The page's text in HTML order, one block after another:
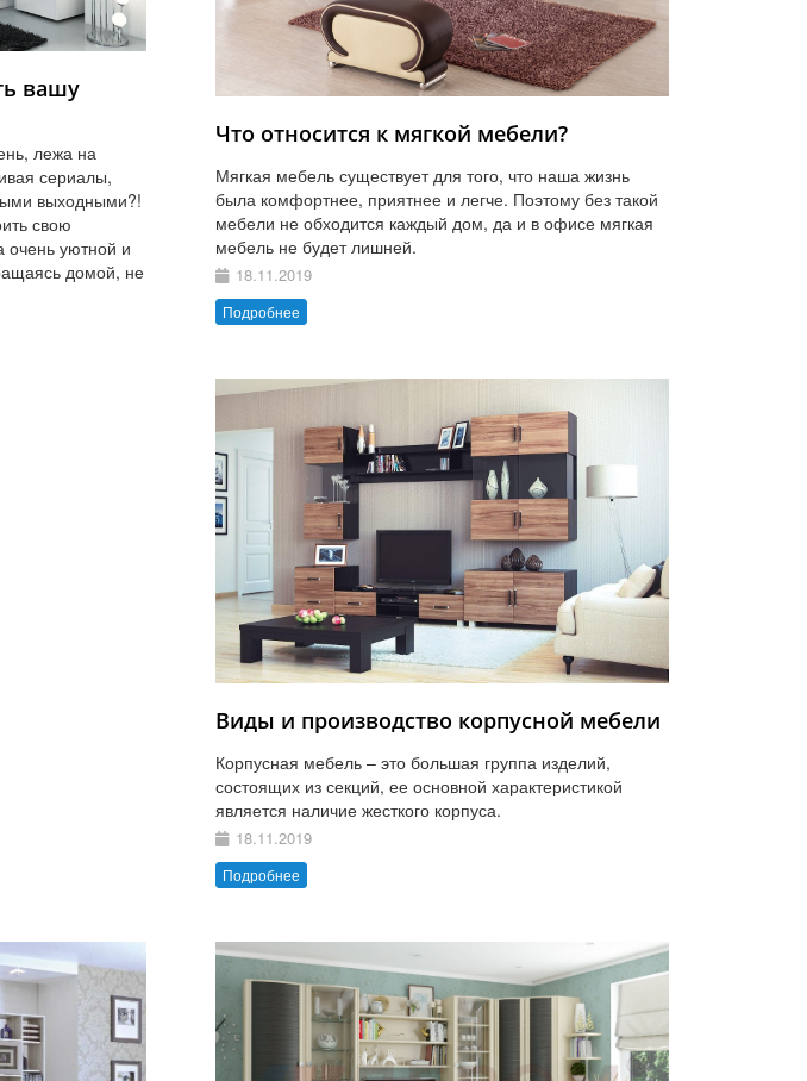
вашу
лежа на
сериалы,
выходными?!
свою
уютной и
домой, не
Что относится к мягкой мебели?
Мягкая мебель существует для того, что наша жизнь
была комфортнее, приятнее и легче. Поэтому без такой
мебели не обходится каждый дом, да и в офисе мягкая
мебель не будет лишней.
18.11.2019
Подробнее
Виды и производство корпусной мебели
Корпусная мебель – это большая группа изделий,
состоящих из секций, ее основной характеристикой
является наличие жесткого корпуса.
18.11.2019
Подробнее